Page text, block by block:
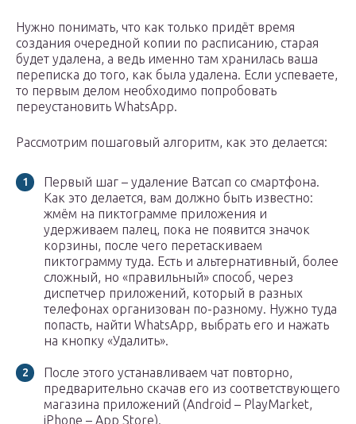
Нужно понимать, что как только придёт время
создания очередной копии по расписанию, старая
будет удалена, а ведь именно там хранилась ваша
переписка до того, как была удалена. Если успеваете,
то первым делом необходимо попробовать
переустановить WhatsApp.
Рассмотрим пошаговый алгоритм, как это делается:
Первый шаг – удаление Ватсап со смартфона.
Как это делается, вам должно быть известно:
жмём на пиктограмме приложения и
удерживаем палец, пока не появится значок
корзины, после чего перетаскиваем
пиктограмму туда. Есть и альтернативный, более
сложный, но «правильный» способ, через
диспетчер приложений, который в разных
телефонах организован по-разному. Нужно туда
попасть, найти WhatsApp, выбрать его и нажать
на кнопку «Удалить».
После этого устанавливаем чат повторно,
предварительно скачав его из соответствующего
магазина приложений (Android – PlayMarket,
iPhone – App Store).